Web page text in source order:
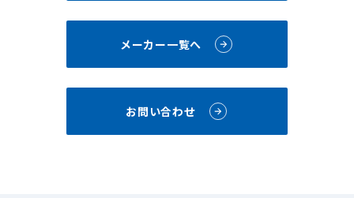
メーカー一覧へ
お問い合わせ